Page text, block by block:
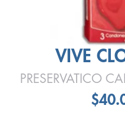
VIVE
PRESERVATICO